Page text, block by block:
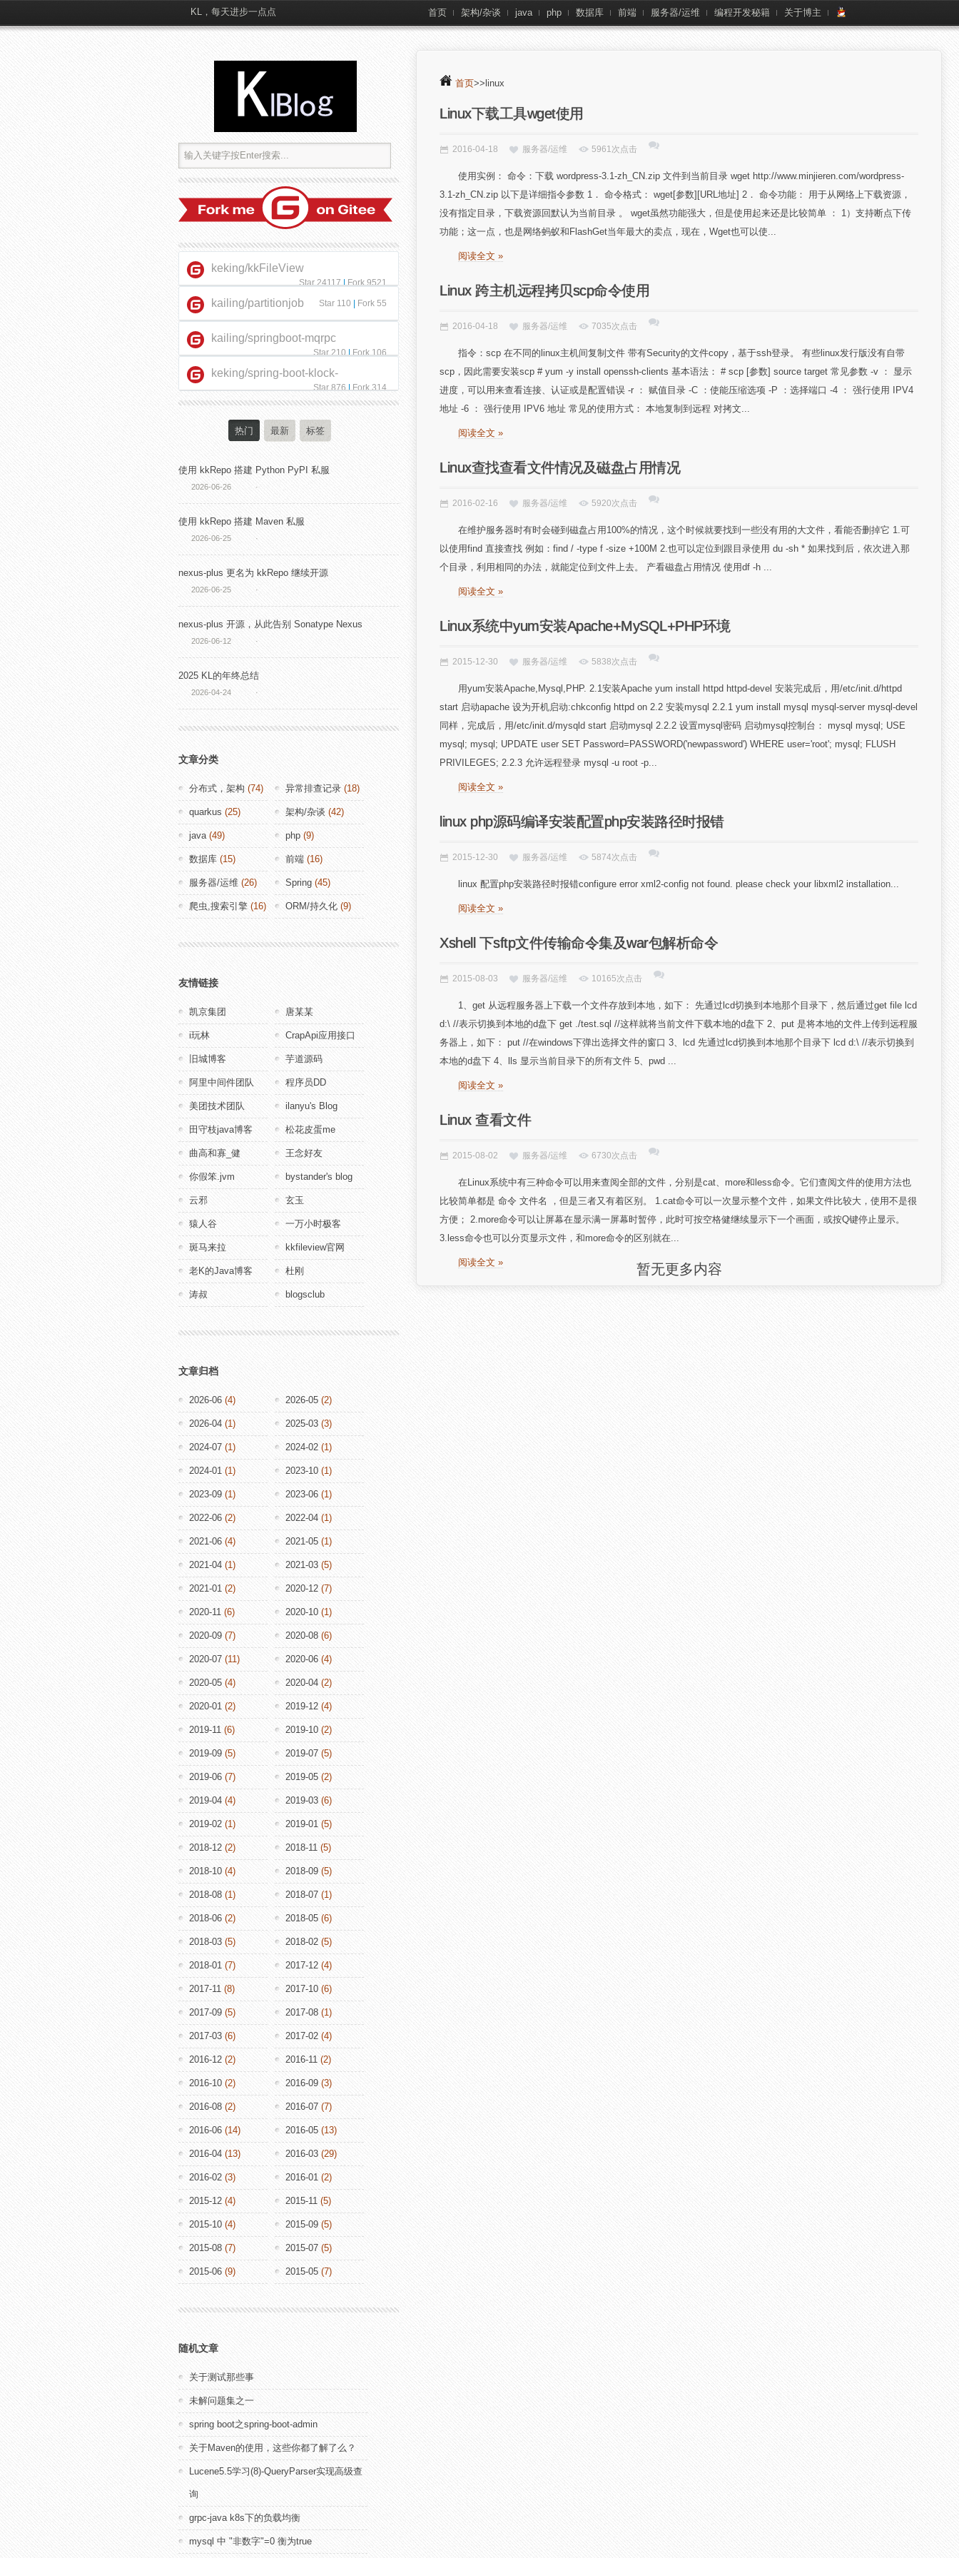
KL，每天进步一点点 首页 架构/杂谈 java php 数据库 前端 服务器/运维 编程开发秘籍 关于博主
首页>>linux
Linux下载工具wget使用
2016-04-18 服务器/运维 5961次点击
使用实例： 命令：下载 wordpress-3.1-zh_CN.zip 文件到当前目录 wget http://www.minjieren.com/wordpress-
3.1-zh_CN.zip 以下是详细指令参数 1． 命令格式： wget[参数][URL地址] 2． 命令功能： 用于从网络上下载资源，
没有指定目录，下载资源回默认为当前目录 。 wget虽然功能强大，但是使用起来还是比较简单 ： 1）支持断点下传
功能；这一点，也是网络蚂蚁和FlashGet当年最大的卖点，现在，Wget也可以使...
阅读全文 »
Linux 跨主机远程拷贝scp命令使用
2016-04-18 服务器/运维 7035次点击
指令：scp 在不同的linux主机间复制文件 带有Security的文件copy，基于ssh登录。 有些linux发行版没有自带
scp，因此需要安装scp # yum -y install openssh-clients 基本语法： # scp [参数] source target 常见参数 -v ： 显示
进度，可以用来查看连接、认证或是配置错误 -r ： 赋值目录 -C ：使能压缩选项 -P ：选择端口 -4 ： 强行使用 IPV4
地址 -6 ： 强行使用 IPV6 地址 常见的使用方式： 本地复制到远程 对拷文...
阅读全文 »
Linux查找查看文件情况及磁盘占用情况
2016-02-16 服务器/运维 5920次点击
在维护服务器时有时会碰到磁盘占用100%的情况，这个时候就要找到一些没有用的大文件，看能否删掉它 1.可
以使用find 直接查找 例如：find / -type f -size +100M 2.也可以定位到跟目录使用 du -sh * 如果找到后，依次进入那
个目录，利用相同的办法，就能定位到文件上去。 产看磁盘占用情况 使用df -h ...
阅读全文 »
Linux系统中yum安装Apache+MySQL+PHP环境
2015-12-30 服务器/运维 5838次点击
用yum安装Apache,Mysql,PHP. 2.1安装Apache yum install httpd httpd-devel 安装完成后，用/etc/init.d/httpd
start 启动apache 设为开机启动:chkconfig httpd on 2.2 安装mysql 2.2.1 yum install mysql mysql-server mysql-devel
同样，完成后，用/etc/init.d/mysqld start 启动mysql 2.2.2 设置mysql密码 启动mysql控制台： mysql mysql; USE
mysql; mysql; UPDATE user SET Password=PASSWORD('newpassword') WHERE user='root'; mysql; FLUSH
PRIVILEGES; 2.2.3 允许远程登录 mysql -u root -p...
阅读全文 »
linux php源码编译安装配置php安装路径时报错
2015-12-30 服务器/运维 5874次点击
linux 配置php安装路径时报错configure error xml2-config not found. please check your libxml2 installation...
阅读全文 »
Xshell 下sftp文件传输命令集及war包解析命令
2015-08-03 服务器/运维 10165次点击
1、get 从远程服务器上下载一个文件存放到本地，如下： 先通过lcd切换到本地那个目录下，然后通过get file lcd
d:\ //表示切换到本地的d盘下 get ./test.sql //这样就将当前文件下载本地的d盘下 2、put 是将本地的文件上传到远程服
务器上，如下： put //在windows下弹出选择文件的窗口 3、lcd 先通过lcd切换到本地那个目录下 lcd d:\ //表示切换到
本地的d盘下 4、lls 显示当前目录下的所有文件 5、pwd ...
阅读全文 »
Linux 查看文件
2015-08-02 服务器/运维 6730次点击
在Linux系统中有三种命令可以用来查阅全部的文件，分别是cat、more和less命令。它们查阅文件的使用方法也
比较简单都是 命令 文件名 ，但是三者又有着区别。 1.cat命令可以一次显示整个文件，如果文件比较大，使用不是很
方便； 2.more命令可以让屏幕在显示满一屏幕时暂停，此时可按空格健继续显示下一个画面，或按Q键停止显示。
3.less命令也可以分页显示文件，和more命令的区别就在...
阅读全文 » 暂无更多内容
keking/kkFileView
Star 24117|Fork 9521
kailing/partitionjob Star 110 Fork 55
kailing/springboot-mqrpc
Star 210|Fork 106
keking/spring-boot-klock-
starter
Star 876|Fork 314
热门 最新 标签
使用 kkRepo 搭建 Python PyPI 私服
2026-06-26 ·
使用 kkRepo 搭建 Maven 私服
2026-06-25 ·
nexus-plus 更名为 kkRepo 继续开源
2026-06-25 ·
nexus-plus 开源，从此告别 Sonatype Nexus
2026-06-12 ·
2025 KL的年终总结
2026-04-24 ·
文章分类
分布式，架构 (74) 异常排查记录 (18)
quarkus (25) 架构/杂谈 (42)
java(49) php (9)
数据库 (15) 前端 (16)
服务器/运维 (26) Spring (45)
爬虫,搜索引擎 (16) ORM/持久化 (9)
友情链接
凯京集团 唐某某
i玩林 CrapApi应用接口
旧城博客 芋道源码
阿里中间件团队 程序员DD
美团技术团队 ilanyu's Blog
田守枝java博客 松花皮蛋me
曲高和寡_健 王念好友
你假笨.jvm bystander's blog
云邪 玄玉
猿人谷 一万小时极客
斑马来拉 kkfileview官网
老K的Java博客 杜刚
涛叔 blogsclub
文章归档
2026-06 (4) 2026-05 (2)
2026-04 (1) 2025-03 (3)
2024-07 (1) 2024-02 (1)
2024-01 (1) 2023-10 (1)
2023-09 (1) 2023-06 (1)
2022-06 (2) 2022-04 (1)
2021-06 (4) 2021-05 (1)
2021-04 (1) 2021-03 (5)
2021-01 (2) 2020-12 (7)
2020-11 (6) 2020-10 (1)
2020-09 (7) 2020-08 (6)
2020-07 (11) 2020-06 (4)
2020-05 (4) 2020-04 (2)
2020-01 (2) 2019-12 (4)
2019-11 (6) 2019-10 (2)
2019-09 (5) 2019-07 (5)
2019-06 (7) 2019-05 (2)
2019-04 (4) 2019-03 (6)
2019-02 (1) 2019-01 (5)
2018-12 (2) 2018-11 (5)
2018-10 (4) 2018-09 (5)
2018-08 (1) 2018-07 (1)
2018-06 (2) 2018-05 (6)
2018-03 (5) 2018-02 (5)
2018-01 (7) 2017-12 (4)
2017-11 (8) 2017-10 (6)
2017-09 (5) 2017-08 (1)
2017-03 (6) 2017-02 (4)
2016-12 (2) 2016-11 (2)
2016-10 (2) 2016-09 (3)
2016-08 (2) 2016-07 (7)
2016-06 (14) 2016-05 (13)
2016-04 (13) 2016-03 (29)
2016-02 (3) 2016-01 (2)
2015-12 (4) 2015-11 (5)
2015-10 (4) 2015-09 (5)
2015-08 (7) 2015-07 (5)
2015-06 (9) 2015-05 (7)
随机文章
关于测试那些事
未解问题集之一
spring boot之spring-boot-admin
关于Maven的使用，这些你都了解了么？
Lucene5.5学习(8)-QueryParser实现高级查
询
grpc-java k8s下的负载均衡
mysql 中 "非数字"=0 衡为true